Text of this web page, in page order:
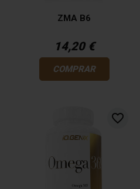
ZMA B6
14,20 €
COMPRAR
favorite_border